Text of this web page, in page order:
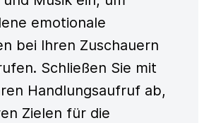
emotionale
bei Ihren Zuschauern
Schließen Sie mit
Handlungsaufruf ab,
Zielen für die